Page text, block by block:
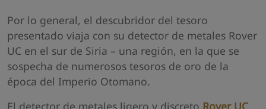
Por lo general, el descubridor del tesoro
presentado viaja con su detector de metales Rover
UC en el sur de Siria – una región, en la que se
sospecha de numerosos tesoros de oro de la
época del Imperio Otomano.
El detector de metales ligero y discreto Rover UC